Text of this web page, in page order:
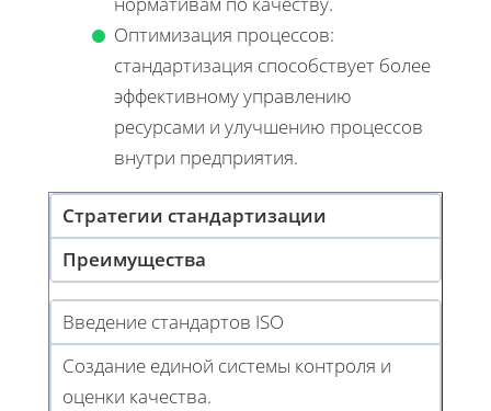
Оптимизация процессов:
стандартизация способствует более
эффективному управлению
ресурсами и улучшению процессов
внутри предприятия.
Стратегии стандартизации
Преимущества
Введение стандартов ISO
Создание единой системы контроля и
оценки качества.